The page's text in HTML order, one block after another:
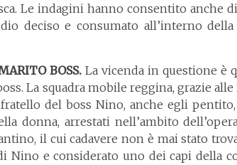
Le indagini hanno consentito anche
deciso e consumato all’interno
BOSS. La vicenda in questione è
La squadra mobile reggina, grazie
del boss Nino, anche egli
donna, arrestati nell’ambito
il cui cadavere non è mai stato
Nino e considerato uno dei capi della